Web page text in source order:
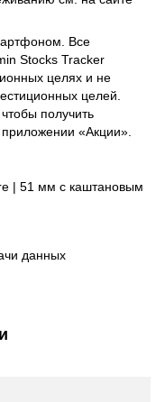
Все
Stocks Tracker
целях и не
целей.
получить
«Акции».
| 51 мм с каштановым
данных